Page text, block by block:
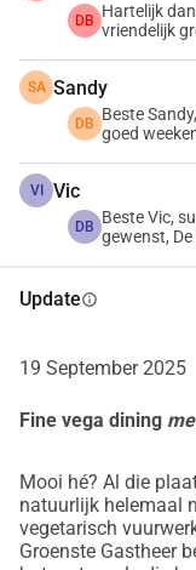
(zoals
vermeld)
of helemaal
vinden(!)
mailadres
zichtbaar
(niet voor de
DB Hartelijk
vriendelijk
SA Sandy
DB Beste
goed
VI Vic
DB Beste Vic,
gewenst,
Updateinfo
19 September 2025
Fine vega dining
Mooi hé? Al die
natuurlijk helemaal
vegetarisch
Groenste Gastheer